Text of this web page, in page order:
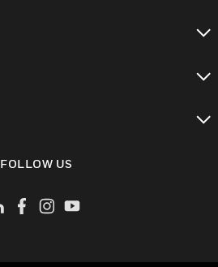
FOLLOW US